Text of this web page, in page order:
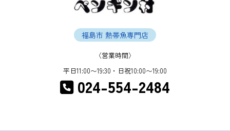
福島市 熱帯魚専門店
〈営業時間〉
平日11:00〜19:30・日祝10:00〜19:00
024-554-2484